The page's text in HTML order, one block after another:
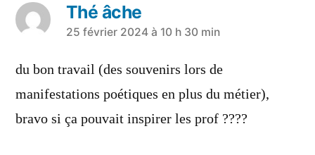
Thé âche
25 février 2024 à 10 h 30 min
du bon travail (des souvenirs lors de
manifestations poétiques en plus du métier),
bravo si ça pouvait inspirer les prof ????